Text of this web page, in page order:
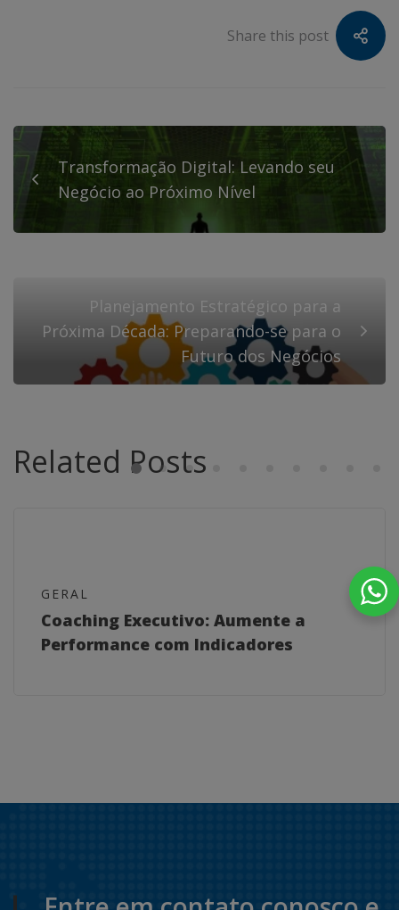
Share this post
Transformação Digital: Levando seu
Negócio ao Próximo Nível
Planejamento Estratégico para a
Próxima Década: Preparando-se para o
Futuro dos Negócios
Related Posts
GERAL
Coaching Executivo: Aumente a
Performance com Indicadores